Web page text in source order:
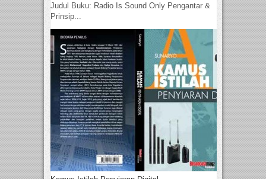
Judul Buku: Radio Is Sound Only Pengantar &
Prinsip...